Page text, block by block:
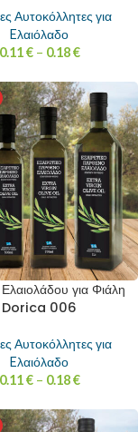
Αυτοκόλλητες για
Eλαιόλαδο
0.11€ – 0.18€
Ελαιολάδου για Φιάλη
Dorica 006
Αυτοκόλλητες για
Eλαιόλαδο
0.11€ – 0.18€